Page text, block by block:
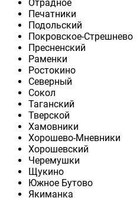
Отрадное
Печатники
Подольский
Покровское-Стрешнево
Пресненский
Раменки
Ростокино
Северный
Сокол
Таганский
Тверской
Хамовники
Хорошево-Мневники
Хорошевский
Черемушки
Щукино
Южное Бутово
Якиманка